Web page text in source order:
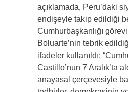
açıklamada, Peru’daki
endişeyle takip edildiği
Cumhurbaşkanlığı
Boluarte’nin tebrik
ifadeler kullanıldı:
Castillo’nun 7 Aralık’ta
anayasal çerçevesiyle